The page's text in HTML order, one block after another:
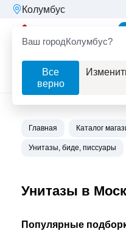
Колумбус
Ваш городКолумбус?
Все
верно
Фильтр
Главная Каталог
Унитазы, биде, писсуары
Унитазы в
Популярные